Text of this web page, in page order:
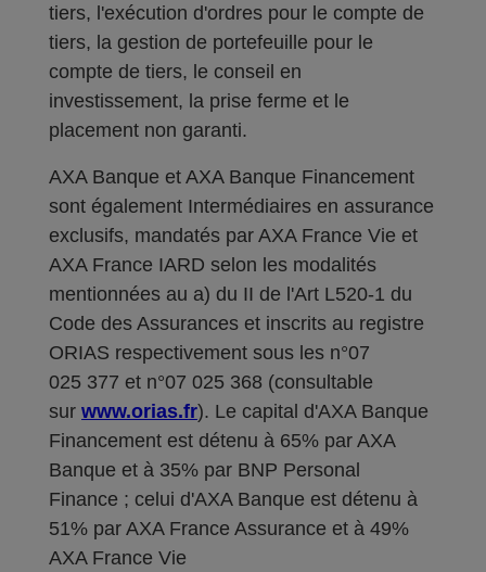
tiers, l'exécution d'ordres pour le compte de
tiers, la gestion de portefeuille pour le
compte de tiers, le conseil en
investissement, la prise ferme et le
placement non garanti.
AXA Banque et AXA Banque Financement
sont également Intermédiaires en assurance
exclusifs, mandatés par AXA France Vie et
AXA France IARD selon les modalités
mentionnées au a) du II de l'Art L520-1 du
Code des Assurances et inscrits au registre
ORIAS respectivement sous les n°07
025 377 et n°07 025 368 (consultable
sur www.orias.fr). Le capital d'AXA Banque
Financement est détenu à 65% par AXA
Banque et à 35% par BNP Personal
Finance ; celui d'AXA Banque est détenu à
51% par AXA France Assurance et à 49%
AXA France Vie